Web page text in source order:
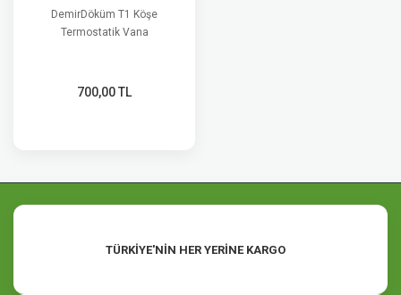
DemirDöküm T1 Köşe
Termostatik Vana
700,00 TL
TÜRKİYE'NİN HER YERİNE KARGO